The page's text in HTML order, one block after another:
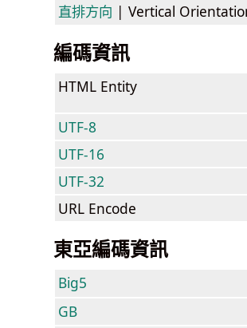
直排方向 | Vertical
編碼資訊
HTML Entity
UTF-8
UTF-16
UTF-32
URL Encode
東亞編碼資訊
Big5
GB